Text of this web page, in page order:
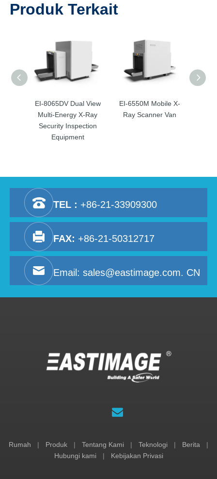
Produk Terkait
EI-8065DV Dual View
Multi-Energy X-Ray
Security Inspection
Equipment
EI-6550M Mobile X-
Ray Scanner Van
TEL : +86-21-33909300
FAX: +86-21-50312717
Email: sales@eastimage.com. CN
Rumah | Produk | Tentang Kami | Teknologi | Berita
|
Hubungi kami
| Kebijakan Privasi